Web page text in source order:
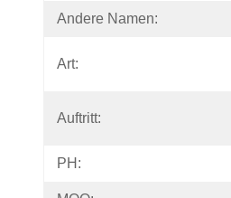
Andere Namen:
Art:
Auftritt:
PH: